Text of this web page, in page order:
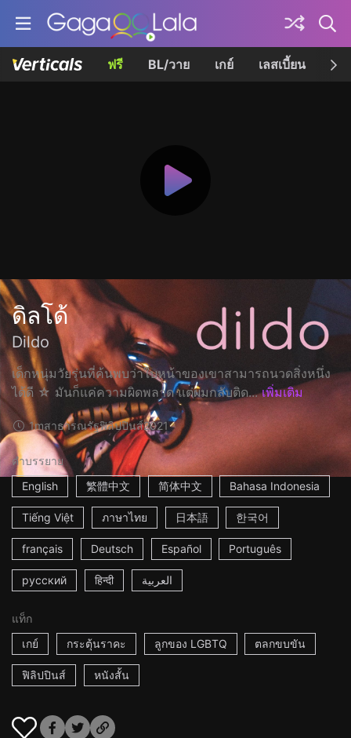
ฟรี BL/วาย เกย์ เลสเบี้ยน เค
ดิลโด้
Dildo
เด็กหนุ่มวัยรุ่นที่ค้นพบว่าใบหน้าของเขาสามารถนวดสิ่งหนึ่ง
ได้ดี ☆ มันก็แค่ความผิดพลาด แต่ผมกลับติด... เพิ่มเติม
1mสาธารณรัฐฟิลิปปินส์2021
คำบรรยาย
English
繁體中文 简体中文 Bahasa Indonesia
Tiếng Việt ภาษาไทย 日本語 한국어
français Deutsch Español Português
русский हिन्दी العربية
แท็ก
เกย์
กระตุ้นราคะ ลูกของ LGBTQ ตลกขบขัน
ฟิลิปปินส์ หนังสั้น